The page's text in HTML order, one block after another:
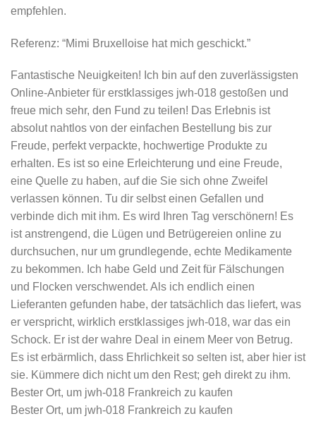
empfehlen.
Referenz: “Mimi Bruxelloise hat mich geschickt.”
Fantastische Neuigkeiten! Ich bin auf den zuverlässigsten
Online-Anbieter für erstklassiges jwh-018 gestoßen und
freue mich sehr, den Fund zu teilen! Das Erlebnis ist
absolut nahtlos von der einfachen Bestellung bis zur
Freude, perfekt verpackte, hochwertige Produkte zu
erhalten. Es ist so eine Erleichterung und eine Freude,
eine Quelle zu haben, auf die Sie sich ohne Zweifel
verlassen können. Tu dir selbst einen Gefallen und
verbinde dich mit ihm. Es wird Ihren Tag verschönern! Es
ist anstrengend, die Lügen und Betrügereien online zu
durchsuchen, nur um grundlegende, echte Medikamente
zu bekommen. Ich habe Geld und Zeit für Fälschungen
und Flocken verschwendet. Als ich endlich einen
Lieferanten gefunden habe, der tatsächlich das liefert, was
er verspricht, wirklich erstklassiges jwh-018, war das ein
Schock. Er ist der wahre Deal in einem Meer von Betrug.
Es ist erbärmlich, dass Ehrlichkeit so selten ist, aber hier ist
sie. Kümmere dich nicht um den Rest; geh direkt zu ihm.
Bester Ort, um jwh-018 Frankreich zu kaufen
Bester Ort, um jwh-018 Frankreich zu kaufen